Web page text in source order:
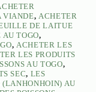
VIANDE,ACHETER
DE LAITUE
AU TOGO,
,ACHETER LES
LES PRODUITS
AU TOGO,
SEC, LES
(LANHONHOIN) AU